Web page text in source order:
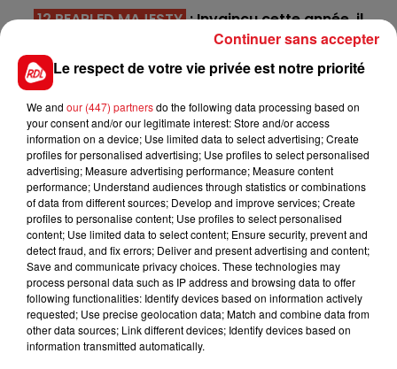
12 PEARLED MAJESTY: Invaincu cette année, il
monte en puissance à chacune de ses sorties.
Aimant les courses sélectives, il sera servi par le
train donné et reste capable d'un nouveau bon
résultat.
3 HANKELOW :Il passe de 1400 m à 2100 m en
quelques courses. Troisième de Komorebi, cette
ligne est bonne, et visera un accessit.
***** En direct des pistes ****
FILS D'ACTUS
Le respect de votre vie privée est notre priorité
We and our (447) partnersdo the following data processing based on
your consent and/or our legitimate interest: Store and/or access
information on a device; Use limited data to select advertising; Create
profiles for personalised advertising; Use profiles to select personalised
advertising; Measure advertising performance; Measure content
performance; Understand audiences through statistics or combinations
of data from different sources; Develop and improve services; Create
profiles to personalise content; Use profiles to select personalised
content; Use limited data to select content; Ensure security, prevent and
detect fraud, and fix errors; Deliver and present advertising and content;
Save and communicate privacy choices. These technologies may
process personal data such as IP address and browsing data to offer
following functionalities: Identify devices based on information actively
requested; Use precise geolocation data; Match and combine data from
other data sources; Link different devices; Identify devices based on
information transmitted automatically.
Continuer sans accepter